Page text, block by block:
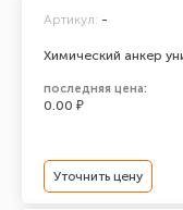
Химический анкер
Артикул: -
последняя цена:
0.00 ₽
Уточнить цену